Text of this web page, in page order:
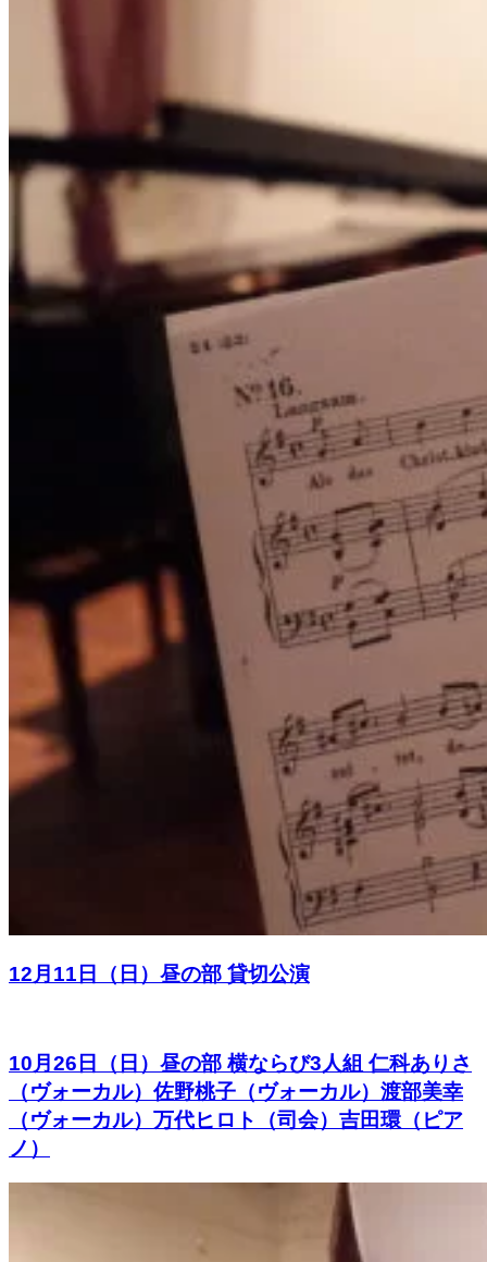
12月11日（日）昼の部 貸切公演
10月26日（日）昼の部 横ならび3人組 仁科ありさ
（ヴォーカル）佐野桃子（ヴォーカル）渡部美幸
（ヴォーカル）万代ヒロト（司会）吉田環（ピア
ノ）